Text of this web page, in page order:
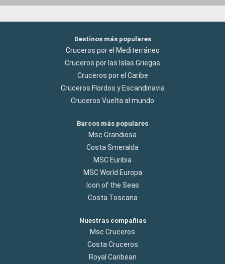
Destinos más populares
Cruceros por el Mediterráneo
Cruceros por las Islas Griegas
Cruceros por el Caribe
Cruceros Flordos y Escandinavia
Cruceros Vuelta al mundo
Barcos más populares
Msc Grandiosa
Costa Smeralda
MSC Euribia
MSC World Europa
Icon of the Seas
Costa Toscana
Nuestras compañías
Msc Cruceros
Costa Cruceros
Royal Caribean